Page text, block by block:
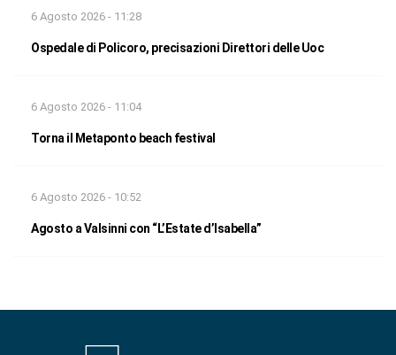
6 Agosto 2026 - 11:28
Ospedale di Policoro, precisazioni Direttori delle Uoc
6 Agosto 2026 - 11:04
Torna il Metaponto beach festival
6 Agosto 2026 - 10:52
Agosto a Valsinni con “L’Estate d’Isabella”